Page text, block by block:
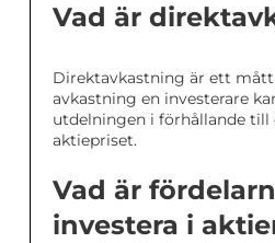
Vad är
Direktavkastning är ett
avkastning en investerare
utdelningen i förhållande till
aktiepriset.
Vad är
investera i